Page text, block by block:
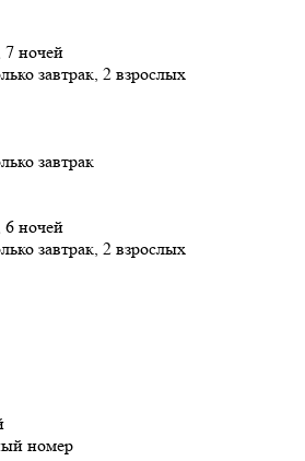
7 ночей
завтрак, 2 взрослых
завтрак
6 ночей
завтрак, 2 взрослых
номер